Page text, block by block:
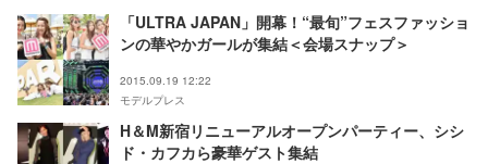
「ULTRA JAPAN」開幕！“最旬”フェスファッショ
ンの華やかガールが集結＜会場スナップ＞
2015.09.19 12:22
モデルプレス
H＆M新宿リニューアルオープンパーティー、シシ
ド・カフカら豪華ゲスト集結